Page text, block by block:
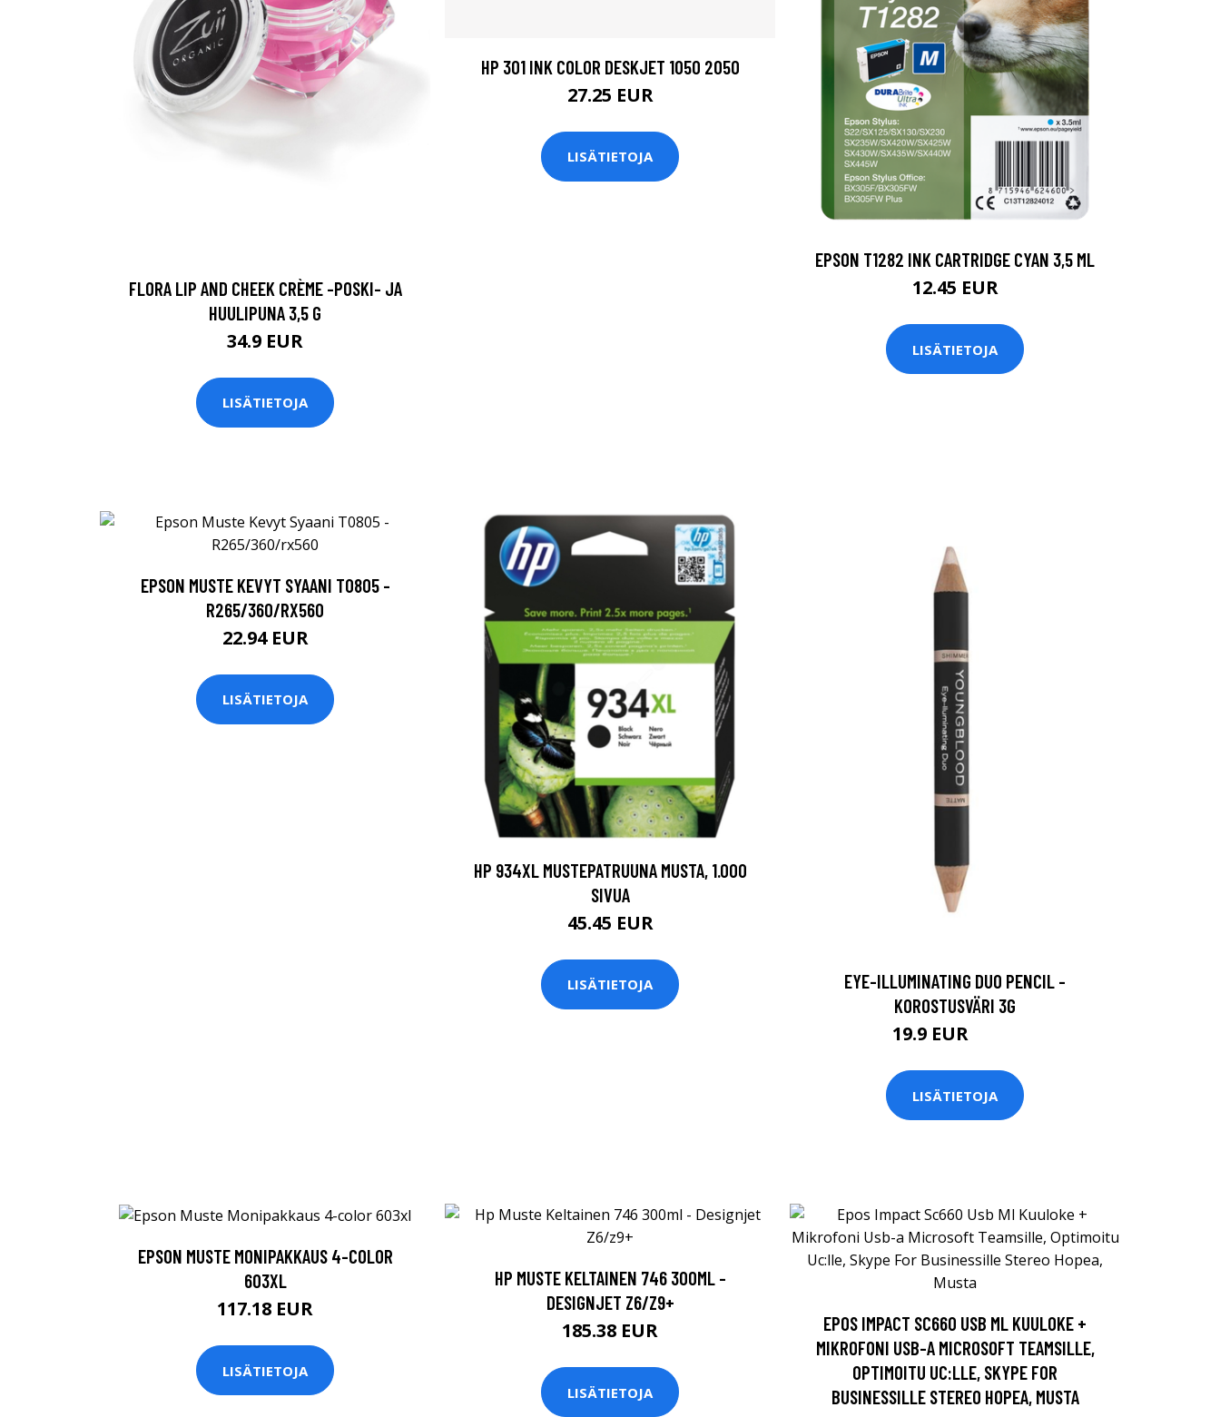
FLORA LIP AND CHEEK CRÈME -POSKI- JA
HUULIPUNA 3,5 G
34.9 EUR
LISÄTIETOJA
HP 301 INK COLOR DESKJET 1050 2050
27.25 EUR
LISÄTIETOJA
EPSON T1282 INK CARTRIDGE CYAN 3,5 ML
12.45 EUR
LISÄTIETOJA
EPSON MUSTE KEVYT SYAANI T0805 -
R265/360/RX560
22.94 EUR
LISÄTIETOJA
HP 934XL MUSTEPATRUUNA MUSTA, 1.000
SIVUA
45.45 EUR
LISÄTIETOJA
EYE-ILLUMINATING DUO PENCIL -
KOROSTUSVÄRI 3G
19.9 EUR
LISÄTIETOJA
EPSON MUSTE MONIPAKKAUS 4-COLOR
603XL
117.18 EUR
LISÄTIETOJA
HP MUSTE KELTAINEN 746 300ML -
DESIGNJET Z6/Z9+
185.38 EUR
LISÄTIETOJA
EPOS IMPACT SC660 USB ML KUULOKE +
MIKROFONI USB-A MICROSOFT TEAMSILLE,
OPTIMOITU UC:LLE, SKYPE FOR
BUSINESSILLE STEREO HOPEA, MUSTA